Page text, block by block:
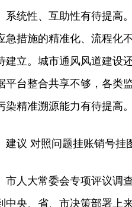
系统性、互助性有待提高
急措施的精准化、流程化
建立。城市通风风道建设
平台整合共享不够，各类
染精准溯源能力有待提高。
议 对照问题挂账销号挂
大常委会专项评议调查
中央、省、市决策部署上